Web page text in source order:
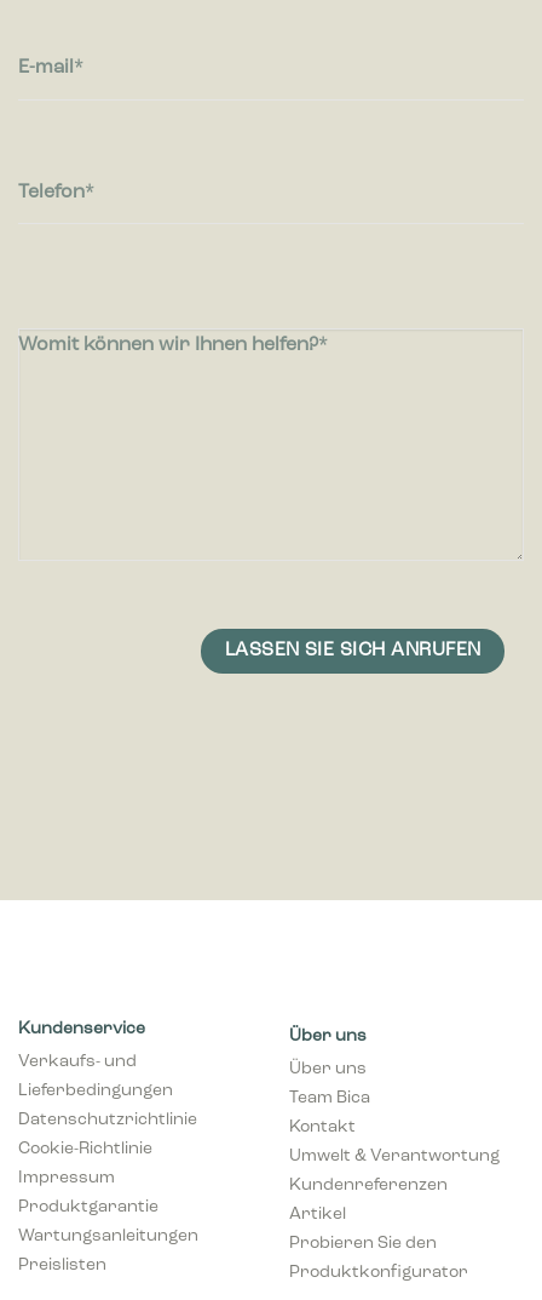
E-mail
Telefon
Womit können wir Ihnen helfen?
Kundenservice
Verkaufs- und
Lieferbedingungen
Datenschutzrichtlinie
Cookie-Richtlinie
Impressum
Produktgarantie
Wartungsanleitungen
Preislisten
Über uns
Über uns